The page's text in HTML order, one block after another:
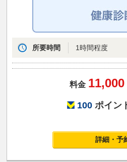
所要時間 1時間程度
料金 11,000
100 ポイン
詳細・予